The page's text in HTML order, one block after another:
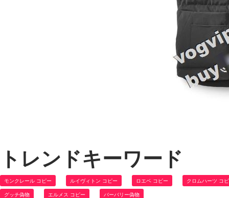
トレンドキーワード
モンクレール コピー ルイヴィトン コピー ロエベ コピー クロムハーツ コ
グッチ偽物 エルメス コピー バーバリー偽物